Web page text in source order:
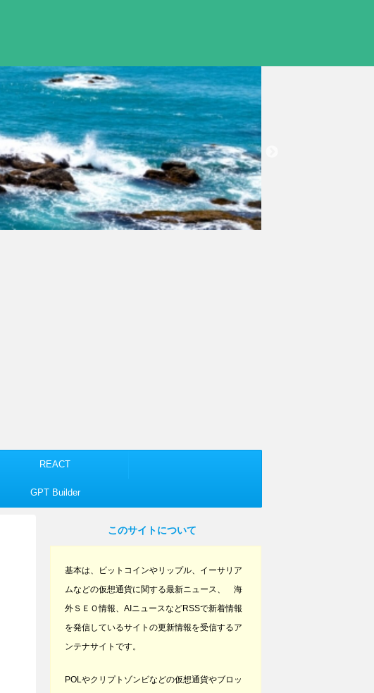
REACT
GPT Builder
このサイトについて
基本は、ビットコインやリップル、イーサリア
ムなどの仮想通貨に関する最新ニュース、 海
外ＳＥＯ情報、AIニュースなどRSSで新着情報
を発信しているサイトの更新情報を受信するア
ンテナサイトです。
POLやクリプトゾンビなどの仮想通貨やブロッ